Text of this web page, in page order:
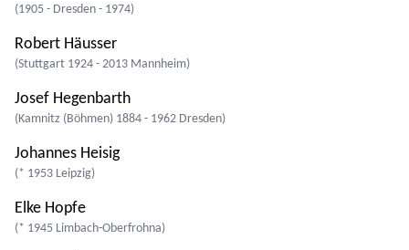
(1905 - Dresden - 1974)
Robert Häusser
(Stuttgart 1924 - 2013 Mannheim)
Josef Hegenbarth
(Kamnitz (Böhmen) 1884 - 1962 Dresden)
Johannes Heisig
(* 1953 Leipzig)
Elke Hopfe
(* 1945 Limbach-Oberfrohna)